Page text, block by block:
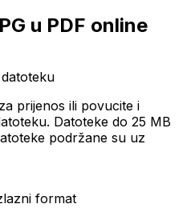
u PDF online
prijenos ili povucite i
Datoteke do 25 MB
podržane su uz
format